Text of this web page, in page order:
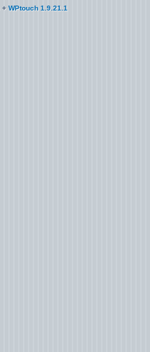
+ WPtouch 1.9.21.1